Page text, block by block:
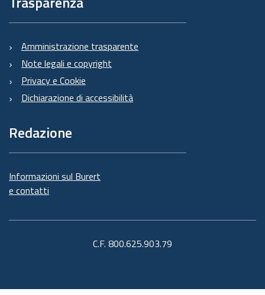
Amministrazione trasparente
Note legali e copyright
Privacy e Cookie
Dichiarazione di accessibilità
Redazione
Informazioni sul Burert
e contatti
C.F. 800.625.903.79